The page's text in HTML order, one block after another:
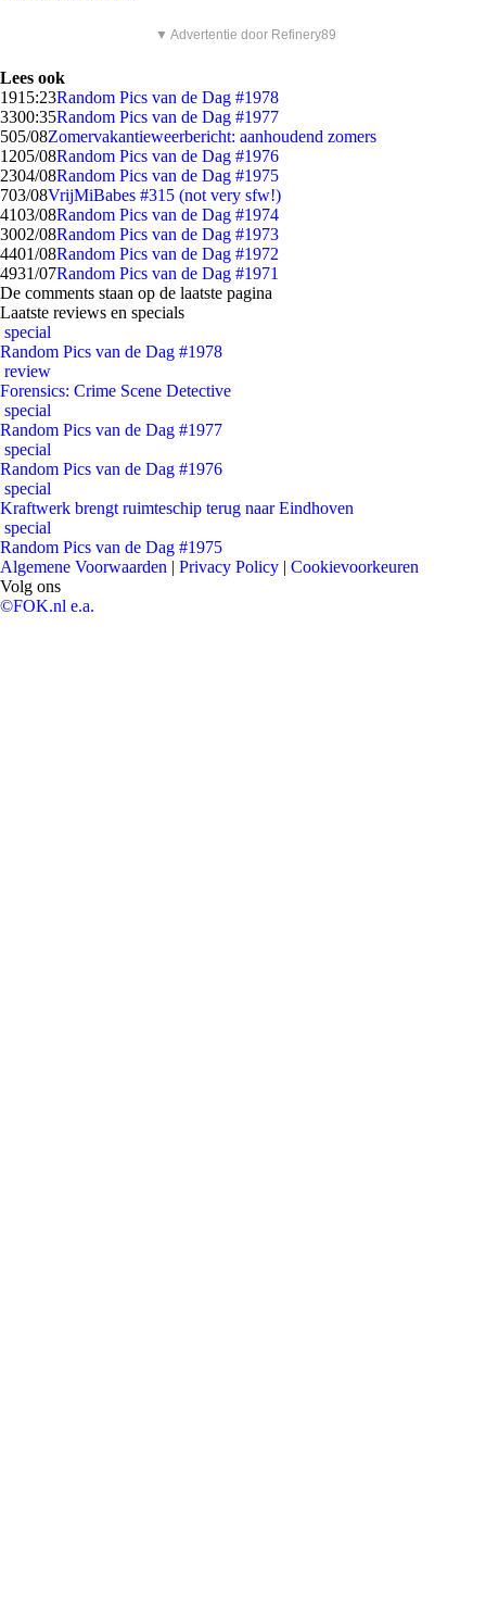
▼ Advertentie door Refinery89
Lees ook
1915:23Random Pics van de Dag #1978
3300:35Random Pics van de Dag #1977
505/08Zomervakantieweerbericht: aanhoudend zomers
1205/08Random Pics van de Dag #1976
2304/08Random Pics van de Dag #1975
703/08VrijMiBabes #315 (not very sfw!)
4103/08Random Pics van de Dag #1974
3002/08Random Pics van de Dag #1973
4401/08Random Pics van de Dag #1972
4931/07Random Pics van de Dag #1971
De comments staan op de laatste pagina
Laatste reviews en specials
special
Random Pics van de Dag #1978
review
Forensics: Crime Scene Detective
special
Random Pics van de Dag #1977
special
Random Pics van de Dag #1976
special
Kraftwerk brengt ruimteschip terug naar Eindhoven
special
Random Pics van de Dag #1975
Algemene Voorwaarden | Privacy Policy | Cookievoorkeuren
Volg ons
©FOK.nl e.a.